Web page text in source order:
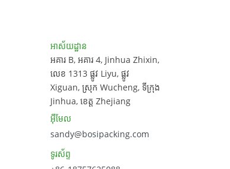
អាស័យដ្ឋាន
អគារ B, អគារ 4, Jinhua Zhixin,
លេខ 1313 ផ្លូវ Liyu, ផ្លូវ
Xiguan, ស្រុក Wucheng, ទីក្រុង
Jinhua, ខេត្ត Zhejiang
អ៊ីមែល
sandy@bosipacking.com
ទូរស័ព្ទ